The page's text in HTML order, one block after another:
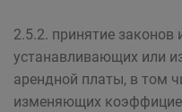
2.5.2. принятие
устанавливающих или
арендной платы, в том
изменяющих